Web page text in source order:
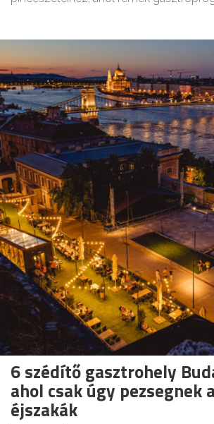
6 szédítő gasztrohely
ahol csak úgy pezsegnek
éjszakák